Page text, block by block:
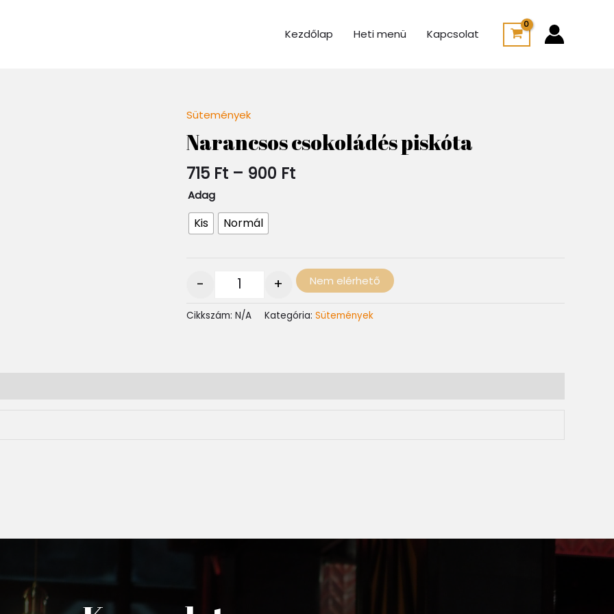
Kezdőlap Heti menü Kapcsolat
Sütemények
Narancsos csokoládés piskóta
715 Ft – 900 Ft
715 Ft
-
900 Ft
Adag
Kis Normál
Quantity
- + Nem elérhető
Cikkszám: N/A Kategória: Sütemények